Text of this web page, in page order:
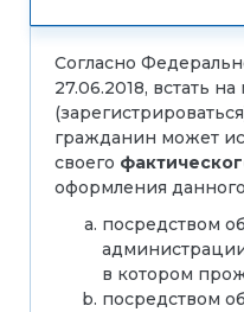
Согласно
27.06.2018, встать
гражданин может
своего
оформления
посредством
в котором
посредством